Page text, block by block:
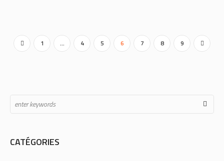
1 … 4 5 6 7 8 9
CATÉGORIES